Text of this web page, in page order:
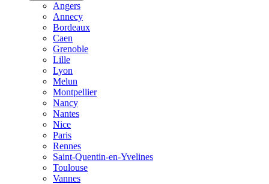
Angers
Annecy
Bordeaux
Caen
Grenoble
Lille
Lyon
Melun
Montpellier
Nancy
Nantes
Nice
Paris
Rennes
Saint-Quentin-en-Yvelines
Toulouse
Vannes